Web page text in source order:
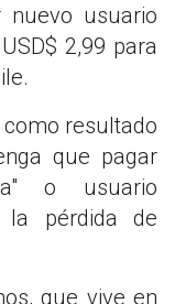
nuevo usuario
2,99 para
resultado
que pagar
o usuario
la pérdida de
que vive en